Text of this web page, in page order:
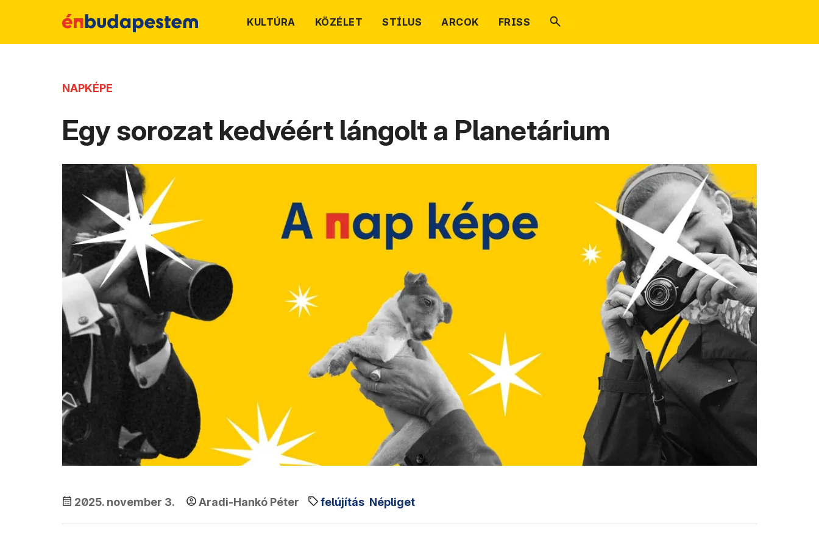
KULTÚRA KÖZÉLET STÍLUS ARCOK FRISS
NAPKÉPE
Egy sorozat kedvéért lángolt a Planetárium
2025. november 3. Aradi-Hankó Péter felújítás Népliget